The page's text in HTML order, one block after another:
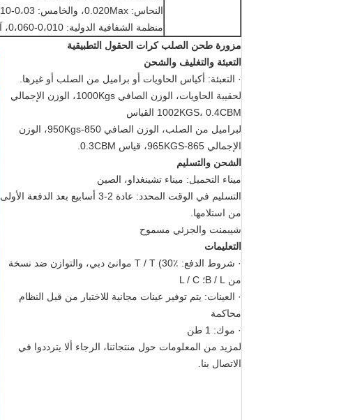
النحاس: 0.020Max، والخامس: 0،03-0،10
منظمة الشفافية الدولية: 0،010-0،060، آل: 0،010-0،060
مزورة طحن الصلب كرات الحقول التطبيقية
التعبئة والتغليف والشحن
· التعبئة: أكياس الحاويات أو براميل من الصلب أو غيرها.
لحقيبة الحاويات، الوزن الصافي 1000Kgs، الوزن الإجمالي
1002KGS، 0.4CBM القياس
لبراميل من الصلب، الوزن الصافي 850-950Kgs، الوزن
الإجمالي 865-965KGS، قياس 0.3CBM.
الشحن والتسليم
ميناء التحميل: ميناء تشينغداو، الصين
التسليم في الوقت المحدد: عادة 2-3 أسابيع بعد الدفعة الأولى
من استلامها.
شيبمنت والجزئي مسموح
التعليمات
· شروط الدفع: T / T (30٪ موانئ دبي، والتوازن ضد نسخة
من B / L؛ L / C
· العينات: يتم توفير عينات مجانية للاختبار من قبل النظام
محاكمة
· موك: 1 طن
لمزيد من المعلومات حول منتجاتنا، الرجاء ألا يترددوا في
الاتصال بنا.